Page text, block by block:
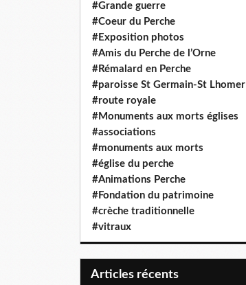
#Grande guerre
#Coeur du Perche
#Exposition photos
#Amis du Perche de l’Orne
#Rémalard en Perche
#paroisse St Germain-St Lhomer
#route royale
#Monuments aux morts églises
#associations
#monuments aux morts
#église du perche
#Animations Perche
#Fondation du patrimoine
#crèche traditionnelle
#vitraux
articles récents